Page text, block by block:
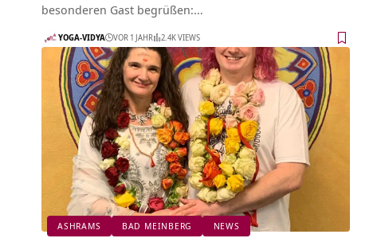
besonderen Gast begrüßen:…
YOGA-VIDYA VOR 1 JAHR 2.4K VIEWS
ASHRAMS BAD MEINBERG NEWS